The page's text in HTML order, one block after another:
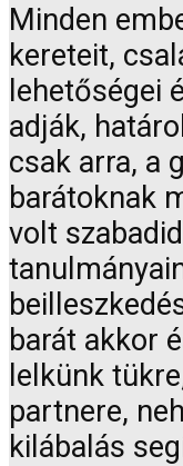
Minden
kereteit,
lehetőségei
adják,
csak arra, a
barátoknak
volt
barát akkor
lelkünk
partnere,
kilábalás